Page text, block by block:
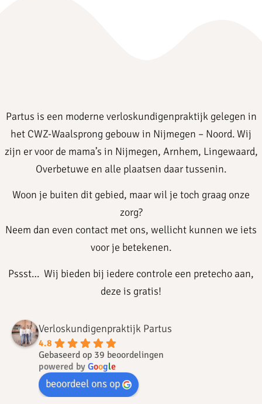
Partus is een moderne verloskundigenpraktijk gelegen in
het CWZ-Waalsprong gebouw in Nijmegen – Noord. Wij
zijn er voor de mama’s in Nijmegen, Arnhem, Lingewaard,
Overbetuwe en alle plaatsen daar tussenin.
Woon je buiten dit gebied, maar wil je toch graag onze
zorg?
Neem dan even contact met ons, wellicht kunnen we iets
voor je betekenen.
Pssst… Wij bieden bij iedere controle een pretecho aan,
deze is gratis!
Verloskundigenpraktijk Partus
4.8
Gebaseerd op 39 beoordelingen
powered by Google
beoordeel ons op